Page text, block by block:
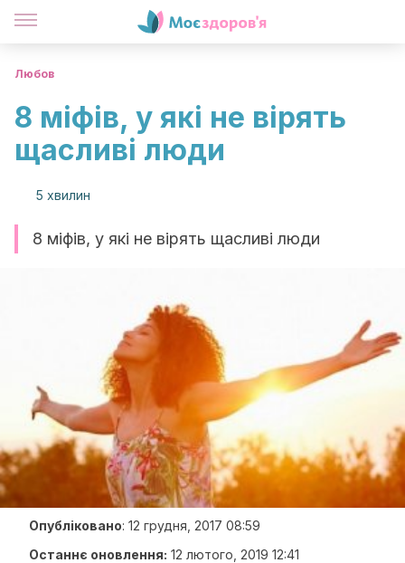
Любов
8 міфів, у які не вірять
щасливі люди
5 хвилин
8 міфів, у які не вірять щасливі люди
Опубліковано: 12 грудня, 2017 08:59
Останнє оновлення: 12 лютого, 2019 12:41